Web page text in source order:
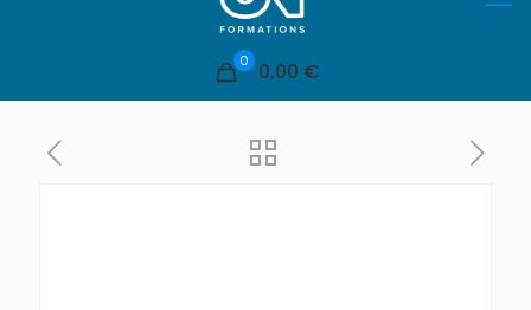
0 0,00 €